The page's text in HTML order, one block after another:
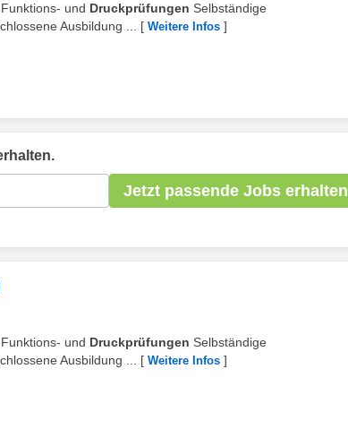
und Druckprüfungen Selbständige
Ausbildung ...
[ Weitere Infos ]
Jetzt passende Jobs erhalten
und Druckprüfungen Selbständige
Ausbildung ...
[ Weitere Infos ]